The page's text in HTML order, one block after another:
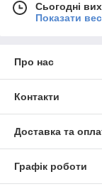
Сьогодні
Показати
Про нас
Контакти
Доставка та
Графік роботи